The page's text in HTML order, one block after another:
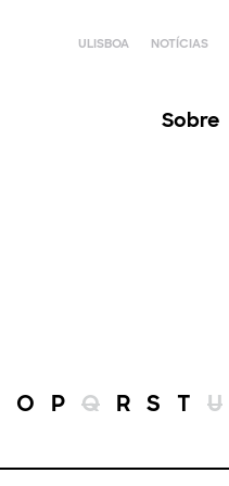
ULISBOA NOTÍCIAS
Sobre
O P Q R S T U